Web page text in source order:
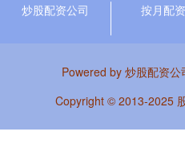
炒股配资公司 按月配
Powered by 炒股配资公
Copyright © 2013-2025